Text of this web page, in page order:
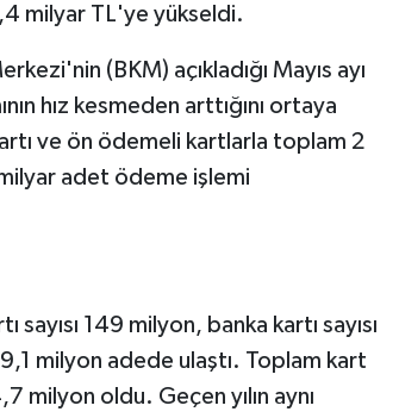
milyar TL'ye yükseldi.
(BKM) açıkladığı Mayıs ayı
hız kesmeden arttığını ortaya
ve ön ödemeli kartlarla toplam 2
adet ödeme işlemi
149 milyon, banka kartı sayısı
milyon adede ulaştı. Toplam kart
milyon oldu. Geçen yılın aynı